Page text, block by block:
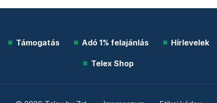
Támogatás Adó 1% felajánlás Hírlevelek
Telex Shop